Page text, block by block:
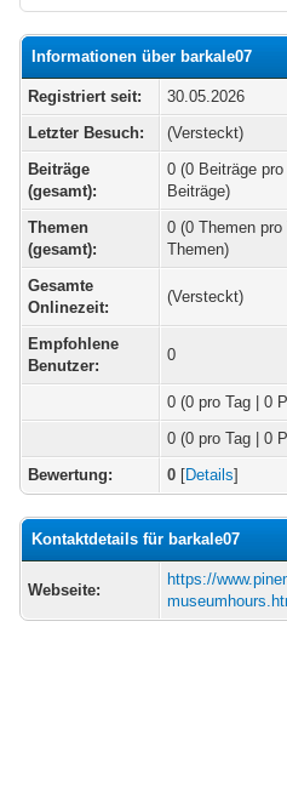
Informationen über barkale07
Registriert seit:
30.05.2026
Letzter Besuch:
(Versteckt)
Beiträge
(gesamt):
0 (0 Beiträge
Beiträge)
Themen
(gesamt):
0 (0 Themen
Themen)
Gesamte
Onlinezeit:
(Versteckt)
Empfohlene
Benutzer:
0
0 (0 pro Tag | 0
0 (0 pro Tag | 0
Bewertung:
0 [Details]
Kontaktdetails für barkale07
Webseite:
https://